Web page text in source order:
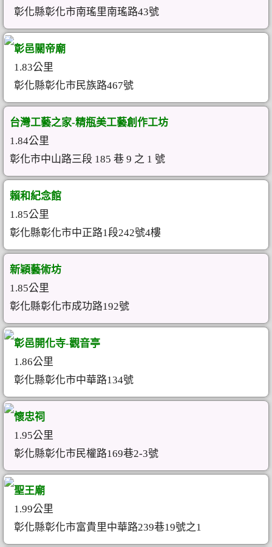
彰化縣彰化市南瑤里南瑤路43號
彰邑關帝廟
1.83公里
彰化縣彰化市民族路467號
台灣工藝之家-精瓶美工藝創作工坊
1.84公里
彰化市中山路三段 185 巷 9 之 1 號
賴和紀念館
1.85公里
彰化縣彰化市中正路1段242號4樓
新穎藝術坊
1.85公里
彰化縣彰化市成功路192號
彰邑開化寺-觀音亭
1.86公里
彰化縣彰化市中華路134號
懷忠祠
1.95公里
彰化縣彰化市民權路169巷2-3號
聖王廟
1.99公里
彰化縣彰化市富貴里中華路239巷19號之1